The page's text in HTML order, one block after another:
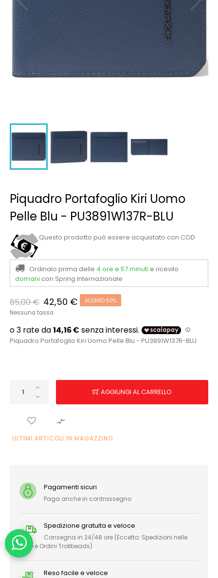
Piquadro Portafoglio Kiri Uomo
Pelle Blu - PU3891W137R-BLU
Questo prodotto può essere acquistato con COD
Ordinalo prima delle 4 ore e 57 minuti e ricevilo
domani con Spring Internazionale
85,00 € 42,50 € SCONTO 50%
Nessuna tassa
Piquadro Portafoglio Kiri Uomo Pelle Blu - PU3891W137R-BLU
AGGIUNGI AL CARRELLO

ULTIMI ARTICOLI IN MAGAZZINO
Pagamenti sicuri
Paga anche in contrassegno
Spedizione gratuita e veloce
Consegna in 24/48 ore (Eccetto: Spedizioni nelle
Isole e Ordini Trollbeads)
Reso facile e veloce